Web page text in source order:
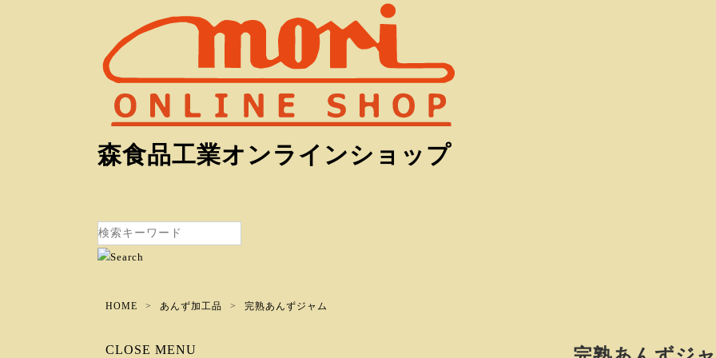
森食品工業オンラインショップ
HOME あんず加工品 完熟あんずジャム
CLOSE MENU